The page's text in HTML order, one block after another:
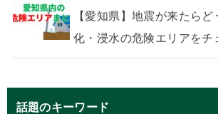
【愛知県】地震が来たら
化・浸水の危険エリアをチ
話題のキーワード